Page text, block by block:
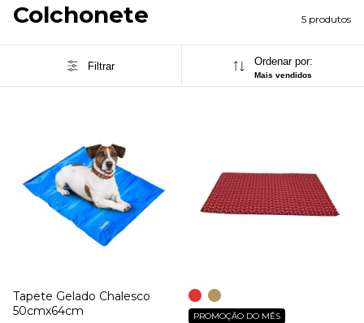
Colchonete 5 produtos
Filtrar Ordenar por:
Mais vendidos
Tapete Gelado Chalesco
50cmx64cm
PROMOÇÃO DO MÊS